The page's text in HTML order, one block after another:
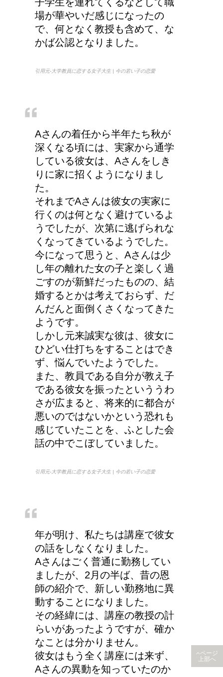
の？
猫の長毛は雑種でも可愛
場が華やいだ感じになったの
で、何となく教授も含めて、な
かば公認となりました。
引用元-大学教員に恋する女子大生 | 今の若い子の恋愛
Aさんの着任から半年たち秋が
深くなる頃には、実家から通学
している彼女は、Aさんをしき
りに家に招くようになりまし
た。
それまでAさんは彼女の実家に
行くのは何となく避けているよ
うでしたが、次第に逃げられな
くなってきているようでした。
今になって思うと、Aさんは少
し年の離れた女の子と楽しく過
ごすのが新鮮だったものの、結
婚するとかは考えておらず、だ
んだんと面倒くさくなってきた
ようです。
しかし元来誠実な彼は、彼女に
ひどい仕打ちをすることはでき
ず、悩んでいたようでした。
また、教員である自分が教え子
である彼女を振ったといううわ
さが広まると、将来的に都合が
悪いのではないかという恐れも
感じていたことを、ふとした会
話の中でこぼしていました。
引用元-大学教員に恋する女子大生 | 今の若い子の恋愛
年が明け、私たちは講座で彼女
の話をしなくなりました。
Aさんはごく普通に勤務してい
ましたが、2月の半ば、昔の恩
師の紹介で、新しい勤務地に異
動することになりました。
その経緯には、講座の教授の計
らいがあったようですが、確か
なことは分かりません。
彼女はもう全く講座には来ず、
Aさんの異動を知っていたのか
ページ
上部へ